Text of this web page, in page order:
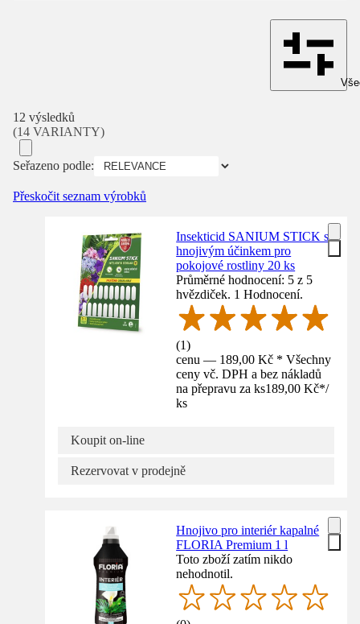
12 výsledků
(14 VARIANTY)
Seřazeno podle:
Přeskočit seznam výrobků
Insekticid SANIUM STICK s
hnojivým účinkem pro
pokojové rostliny 20 ks
Průměrné hodnocení: 5 z 5
hvězdiček. 1 Hodnocení.
(1)
cenu — 189,00 Kč * Všechny
ceny vč. DPH a bez nákladů
na přepravu za ks189,00 Kč*/
ks
Koupit on-line
Rezervovat v prodejně
Hnojivo pro interiér kapalné
FLORIA Premium 1 l
Toto zboží zatím nikdo
nehodnotil.